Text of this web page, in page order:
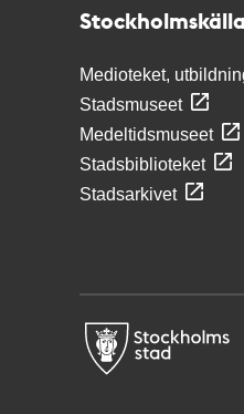
Medioteket,
Stadsmuseet
Medeltidsmuseet
Stadsbiblioteket
Stadsarkivet